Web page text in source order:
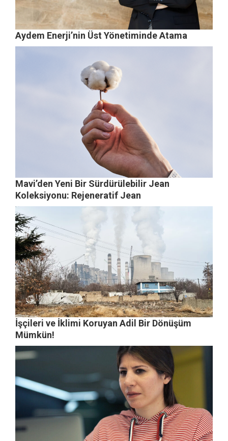
Aydem Enerji’nin Üst Yönetiminde Atama
Mavi’den Yeni Bir Sürdürülebilir Jean
Koleksiyonu: Rejeneratif Jean
İşçileri ve İklimi Koruyan Adil Bir Dönüşüm
Mümkün!